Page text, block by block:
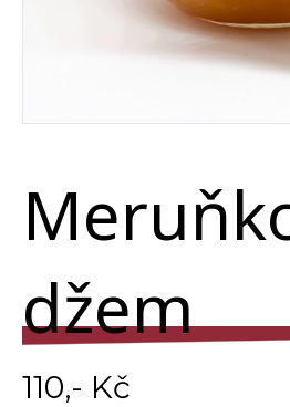
džem
110,- Kč